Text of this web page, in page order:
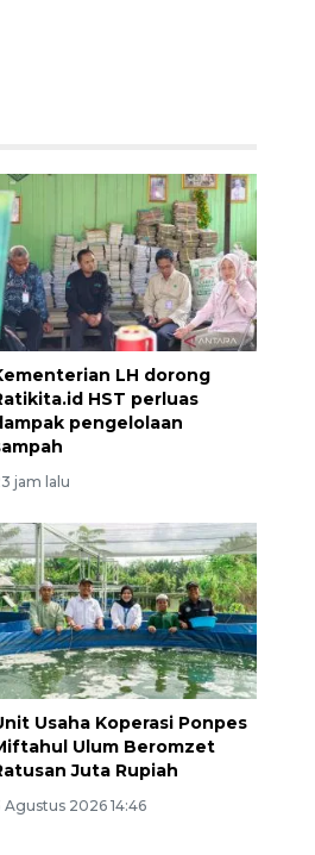
LH dorong
HST perluas
pengelolaan
jam lalu
Usaha Koperasi Ponpes
Ulum Beromzet
Juta Rupiah
Agustus 2026 14:46